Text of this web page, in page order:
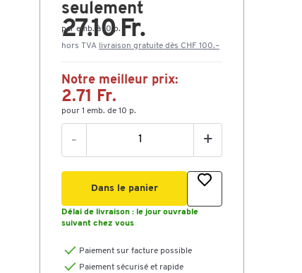
seulement
27.10 Fr.
par emb. à 10 p.
hors TVA livraison gratuite dès CHF 100.–
Notre meilleur prix:
2.71 Fr.
pour 1 emb. de 10 p.
- +
Dans le panier
Délai de livraison : le jour ouvrable
suivant chez vous
Paiement sur facture possible
Paiement sécurisé et rapide